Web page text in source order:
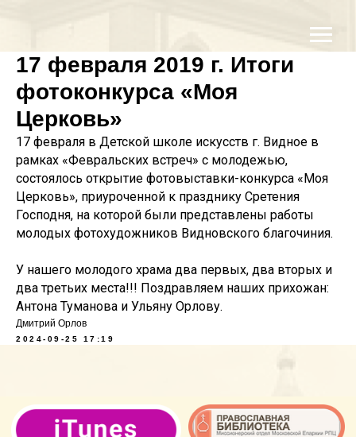
17 февраля 2019 г. Итоги
фотоконкурса «Моя
Церковь»
17 февраля в Детской школе искусств г. Видное в
рамках «Февральских встреч» с молодежью,
состоялось открытие фотовыставки-конкурса «Моя
Церковь», приуроченной к празднику Сретения
Господня, на которой были представлены работы
молодых фотохудожников Видновского благочиния.
У нашего молодого храма два первых, два вторых и
два третьих места!!! Поздравляем наших прихожан:
Антона Туманова и Ульяну Орлову.
Дмитрий Орлов
2024-09-25 17:19